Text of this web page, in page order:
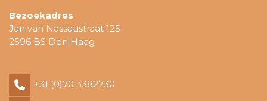
Bezoekadres
Jan van Nassaustraat 125
2596 BS Den Haag
+31 (0)70 3382730